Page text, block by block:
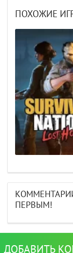
ПОХОЖИЕ
ПЕРВЫМ!
ДОБАВИТЬ